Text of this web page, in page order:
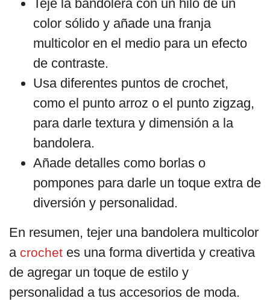
Teje la bandolera con un hilo de un
color sólido y añade una franja
multicolor en el medio para un efecto
de contraste.
Usa diferentes puntos de crochet,
como el punto arroz o el punto zigzag,
para darle textura y dimensión a la
bandolera.
Añade detalles como borlas o
pompones para darle un toque extra de
diversión y personalidad.
En resumen, tejer una bandolera multicolor
a crochet es una forma divertida y creativa
de agregar un toque de estilo y
personalidad a tus accesorios de moda.